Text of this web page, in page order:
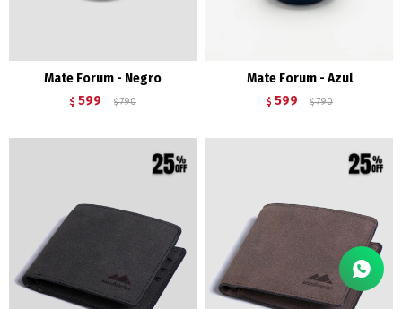
Mate Forum - Negro
$ 599 $ 790
Mate Forum - Azul
$ 599 $ 790